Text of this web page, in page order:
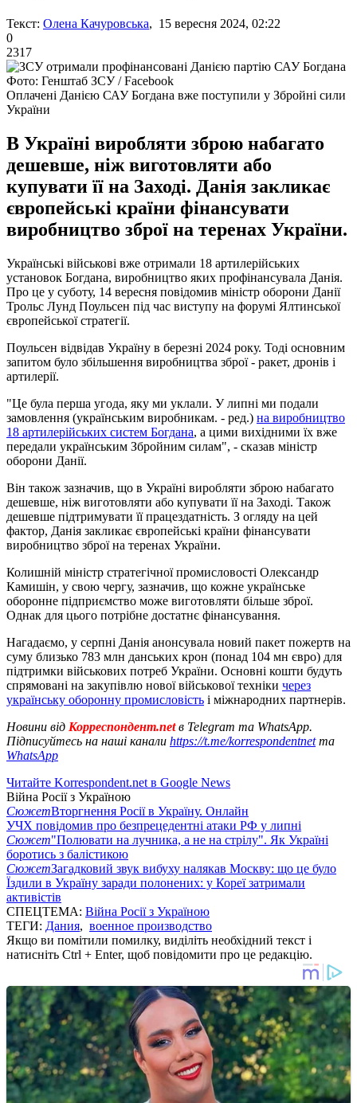
Текст: Олена Качуровська, 15 вересня 2024, 02:22
0
2317
Фото: Генштаб ЗСУ / Facebook
Оплачені Данією САУ Богдана вже поступили у Збройні сили
України
В Україні виробляти зброю набагато
дешевше, ніж виготовляти або
купувати її на Заході. Данія закликає
європейські країни фінансувати
виробництво зброї на теренах України.
Українські військові вже отримали 18 артилерійських
установок Богдана, виробництво яких профінансувала Данія.
Про це у суботу, 14 вересня повідомив міністр оборони Данії
Трольс Лунд Поульсен під час виступу на форумі Ялтинської
європейської стратегії.
Поульсен відвідав Україну в березні 2024 року. Тоді основним
запитом було збільшення виробництва зброї - ракет, дронів і
артилерії.
"Це була перша угода, яку ми уклали. У липні ми подали
замовлення (українським виробникам. - ред.) на виробництво
18 артилерійських систем Богдана, а цими вихідними їх вже
передали українським Збройним силам", - сказав міністр
оборони Данії.
Він також зазначив, що в Україні виробляти зброю набагато
дешевше, ніж виготовляти або купувати її на Заході. Також
дешевше підтримувати її працездатність. З огляду на цей
фактор, Данія закликає європейські країни фінансувати
виробництво зброї на теренах України.
Колишній міністр стратегічної промисловості Олександр
Камишін, у свою чергу, зазначив, що кожне українське
оборонне підприємство може виготовляти більше зброї.
Однак для цього потрібне достатнє фінансування.
Нагадаємо, у серпні Данія анонсувала новий пакет пожертв на
суму близько 783 млн данських крон (понад 104 мн євро) для
підтримки військових потреб України. Основні кошти будуть
спрямовані на закупівлю нової військової техніки через
українську оборонну промисловість і міжнародних партнерів.
Новини від Корреспондент.netв Telegram та WhatsApp.
Підписуйтесь на наші канали https://t.me/korrespondentnetта
WhatsApp
Читайте Korrespondent.net в Google News
Війна Росії з Україною
СюжетВторгнення Росії в Україну. Онлайн
УЧХ повідомив про безпрецедентні атаки РФ у липні
Сюжет"Полювати на лучника, а не на стрілу". Як Україні
боротись з балістикою
СюжетЗагадковий звук вибуху налякав Москву: що це було
Їздили в Україну заради полонених: у Кореї затримали
активістів
СПЕЦТЕМА: Війна Росії з Україною
ТЕГИ: Дания, военное производство
Якщо ви помітили помилку, виділіть необхідний текст і
натисніть Ctrl + Enter, щоб повідомити про це редакцію.